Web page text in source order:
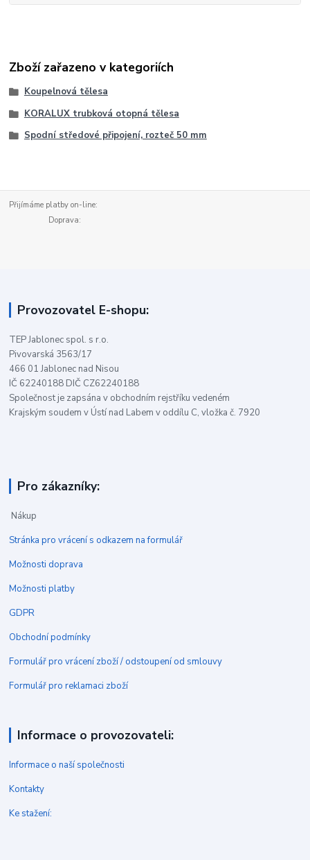
Zboží zařazeno v kategoriích
Koupelnová tělesa
KORALUX trubková otopná tělesa
Spodní středové připojení, rozteč 50 mm
Přijímáme platby on-line:
Doprava:
Provozovatel E-shopu:
TEP Jablonec spol. s r.o.
Pivovarská 3563/17
466 01 Jablonec nad Nisou
IČ 62240188 DIČ CZ62240188
Společnost je zapsána v obchodním rejstříku vedeném
Krajským soudem v Ústí nad Labem v oddílu C, vložka č. 7920
Pro zákazníky:
Nákup
Stránka pro vrácení s odkazem na formulář
Možnosti doprava
Možnosti platby
GDPR
Obchodní podmínky
Formulář pro vrácení zboží / odstoupení od smlouvy
Formulář pro reklamaci zboží
Informace o provozovateli:
Informace o naší společnosti
Kontakty
Ke stažení: